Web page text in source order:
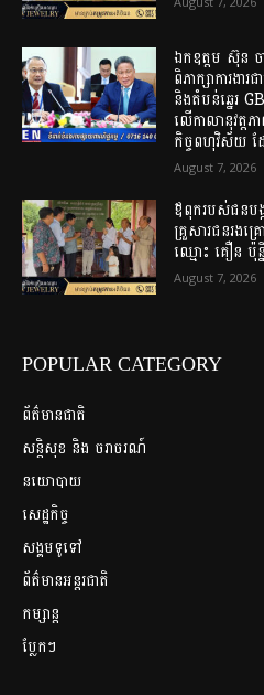
ឯកឧត្តម ស៊ុន
ពិភាក្សាការង
និងតំបន់ឆ្នេរ
លើកាលានុវត្ត
កិច្ចពហុវិស័យ ដ
August 7, 2026
ឪពុករបស់ជនប
គ្រួសារជនរងគ្
ឈ្មោះ​ គឿន​ ប៉ុន្
August 7, 2026
POPULAR CATEGORY
ព័ត៌មានជាតិ
សន្តិសុខ និង ចរាចរណ៍
នយោបាយ
សេដ្ឋកិច្ច
សង្គមទូទៅ
ព័ត៌មានអន្តរជាតិ
កម្សាន្ត
ប្លែកៗ